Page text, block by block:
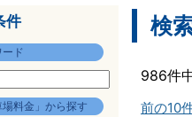
件
ード
場料金」から探す
検
986件
前の10